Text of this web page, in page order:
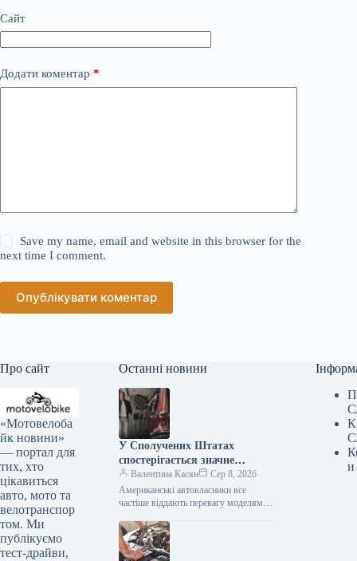
Сайт
Додати коментар *
Save my name, email and website in this browser for the
next time I comment.
Опублікувати коментар
Про сайт
«Мотовелоба
йк новини»
— портал для
тих, хто
цікавиться
авто, мото та
велотранспор
том. Ми
публікуємо
тест-драйви,
Останні новини
У Сполучених Штатах
спостерігається значне
зниження популярності
елітних автомобілів.
Валентина Касян
Сер 8, 2026
Американські автовласники все
частіше віддають перевагу моделям
аніж автомобілям преміум-класу. Дані,
зібрані J.D. Power за перше…
и